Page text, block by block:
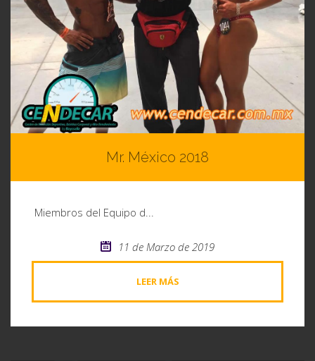
Mr. México 2018
Miembros del Equipo d...
11 de Marzo de 2019
LEER MÁS